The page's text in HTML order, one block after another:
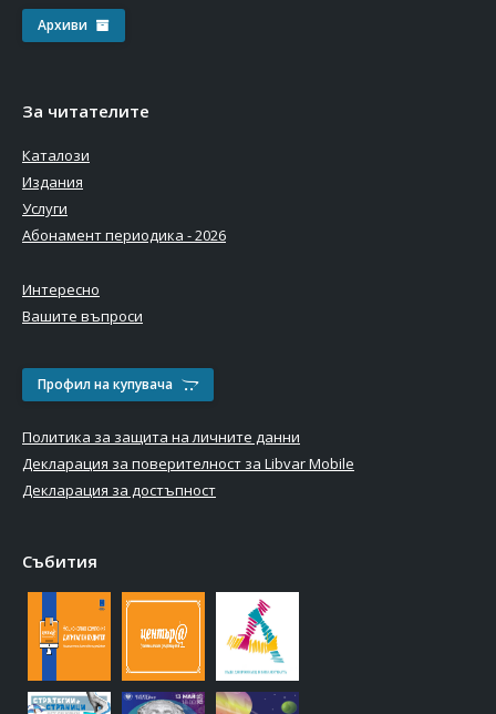
Архиви
За читателите
Каталози
Издания
Услуги
Абонамент периодика - 2026
Интересно
Вашите въпроси
Профил на купувача
Политика за защита на личните данни
Декларация за поверителност за Libvar Mobile
Декларация за достъпност
Събития